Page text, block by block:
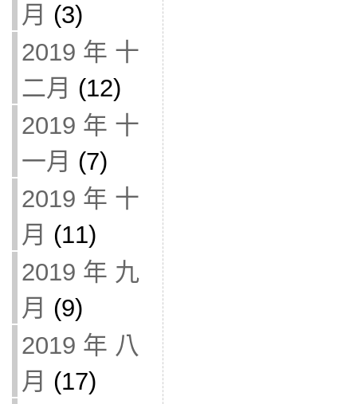
月 (3)
2019 年 十
二月 (12)
2019 年 十
一月 (7)
2019 年 十
月 (11)
2019 年 九
月 (9)
2019 年 八
月 (17)